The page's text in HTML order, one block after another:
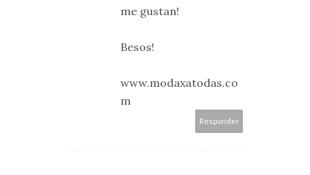
me gustan!
Besos!
www.modaxatodas.co
m
Responder